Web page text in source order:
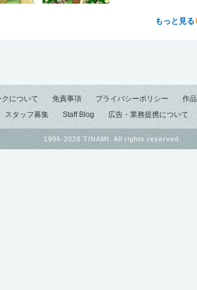
もっと見る
クについて 免責事項 プライバシーポリシー 作
スタッフ募集 Staff Blog 広告・業務提携について
1996-2026 TINAMI. All rights reserved.